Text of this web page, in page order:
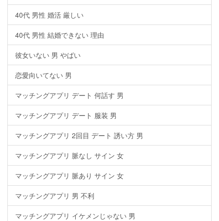
40代 男性 婚活 厳しい
40代 男性 結婚できない 理由
彼女いない 男 やばい
恋愛向いてない 男
マッチングアプリ デート 何話す 男
マッチングアプリ デート 服装 男
マッチングアプリ 2回目 デート 誘い方 男
マッチングアプリ 脈なし サイン 女
マッチングアプリ 脈あり サイン 女
マッチングアプリ 男 不利
マッチングアプリ イケメンじゃない 男